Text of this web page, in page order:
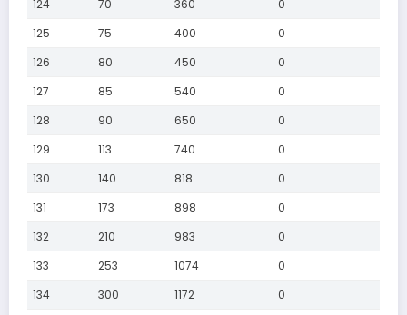
124
70 360
0
125
75 400
0
126
80 450
0
127
85 540
0
128
90 650
0
129
113 740
0
130
140 818
0
131
173 898
0
132
210 983
0
133
253 1074
0
134
300 1172
0